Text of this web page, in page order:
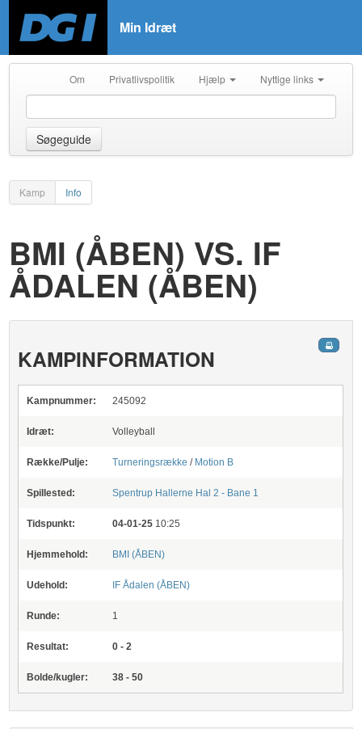
Min Idræt
Om Privatlivspolitik Hjælp Nyttige links
Søgeguide
Kamp Info
BMI (ÅBEN) VS. IF
ÅDALEN (ÅBEN)
KAMPINFORMATION
Kampnummer: 245092
Idræt: Volleyball
Række/Pulje: Turneringsrække / Motion B
Spillested: Spentrup Hallerne Hal 2 - Bane 1
Tidspunkt: 04-01-25 10:25
Hjemmehold: BMI (ÅBEN)
Udehold: IF Ådalen (ÅBEN)
Runde: 1
Resultat: 0 - 2
Bolde/kugler: 38 - 50